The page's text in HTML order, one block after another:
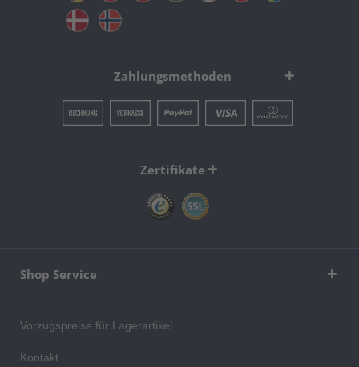
Zahlungsmethoden
Zertifikate
Shop Service
Vorzugspreise für Lagerartikel
Kontakt